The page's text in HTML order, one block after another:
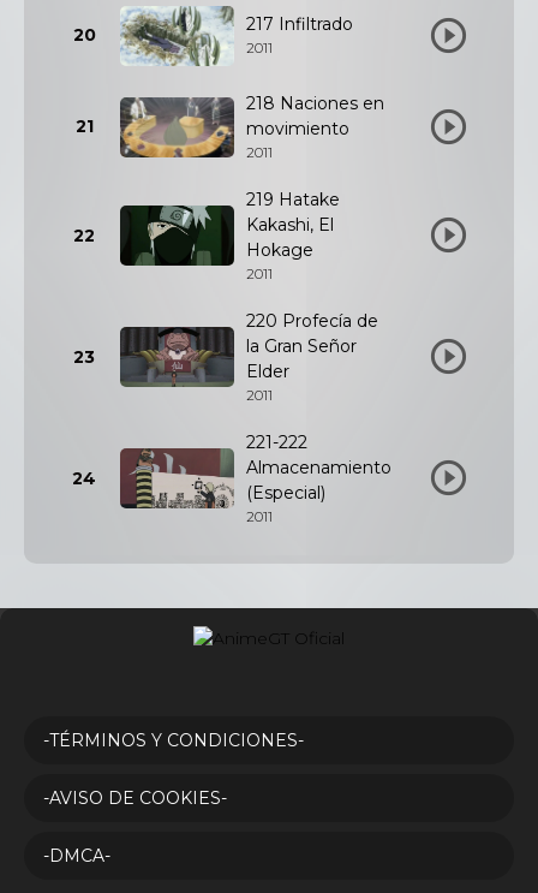
20 217 Infiltrado
2011
21
218 Naciones en
movimiento
2011
22
219 Hatake
Kakashi, El
Hokage
2011
23
220 Profecía de
la Gran Señor
Elder
2011
24
221-222
Almacenamiento
(Especial)
2011
-TÉRMINOS Y CONDICIONES-
-AVISO DE COOKIES-
-DMCA-